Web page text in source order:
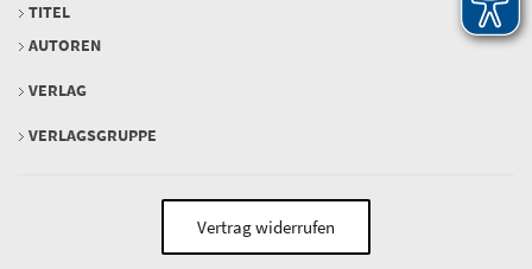
TITEL
AUTOREN
VERLAG
VERLAGSGRUPPE
Vertrag widerrufen